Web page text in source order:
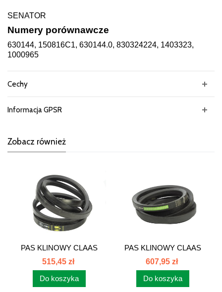
SENATOR
Numery porównawcze
630144, 150816C1, 630144.0, 830324224, 1403323,
1000965
Cechy
Informacja GPSR
Zobacz również
PAS KLINOWY CLAAS
630144 GATES...
515,45 zł
Do koszyka
PAS KLINOWY CLAAS
630144...
607,95 zł
Do koszyka